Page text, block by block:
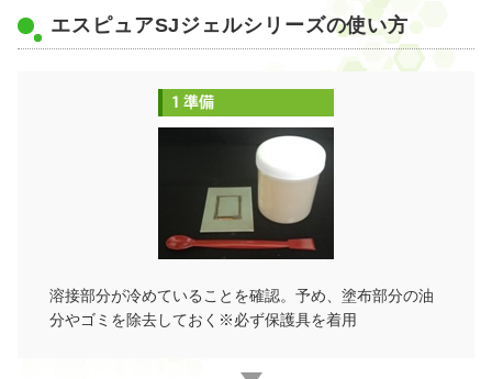
エスピュアSJジェルシリーズの使い方
溶接部分が冷めていることを確認。予め、塗布部分の油
分やゴミを除去しておく※必ず保護具を着用